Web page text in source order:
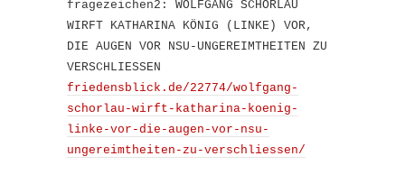
fragezeichen2: WOLFGANG SCHORLAU
WIRFT KATHARINA KÖNIG (LINKE) VOR,
DIE AUGEN VOR NSU-UNGEREIMTHEITEN ZU
VERSCHLIESSEN
friedensblick.de/22774/wolfgang-
schorlau-wirft-katharina-koenig-
linke-vor-die-augen-vor-nsu-
ungereimtheiten-zu-verschliessen/